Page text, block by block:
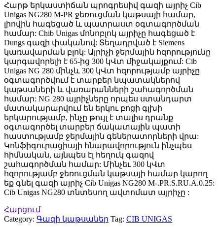
Հարթ երկաստիճան պրոգրեսիվ գազի այրիչ Cib
Unigas NG280 M-PR ջեռուցման կաթսայի համար,
լիովին հագեցած և պատրաստ օգտագործման
համար: Chib Unigas մոնոբլոկ այրիչը հագեցած է
Dungs գազի փականով: Տեղադրված է Siemens
կառավարման բլոկ: Այրիչի ջերմային հզորությունը
կարգավորելի է 65-ից 300 կՎտ միջակայքում: Cib
Unigas NG 280 մինչև 300 կՎտ հզորությամբ այրիչը
օգտագործվում է տարբեր նպատակներով
կաթսաների և վառարանների շահագործման
համար: NG 280 այրիչները որպես ստանդարտ
մատակարարվում են երկու բոցի գլխի
երկարությամբ, ինչը թույլ է տալիս դրանք
օգտագործել տարբեր ճակատային պատի
հաստությամբ ջերմային գեներատորների վրա:
Կոնֆիգուրացիայի հնարավորություն ինչպես
հիմնական, այնպես էլ հեղուկ գազով
շահագործման համար: Մինչեւ 300 կՎտ
հզորությամբ ջեռուցման կաթսայի համար կարող
եք գնել գազի այրիչ Cib Unigas NG280 M-.PR.S.RU.A.0.25:
Cib Unigas NG280 տնտեսող ավտոմատ այրիչը :
Հարցում
Category: Գազի կաթսաներ Tag: CIB UNIGAS